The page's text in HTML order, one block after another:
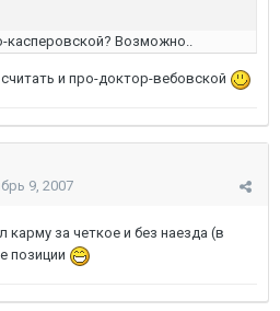
касперовской? Возможно..
и про-доктор-вебовской
9, 2007
карму за четкое и без наезда (в
позиции